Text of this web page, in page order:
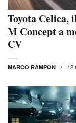
Toyota Celica,
M Concept a
CV
MARCO RAMPON 12